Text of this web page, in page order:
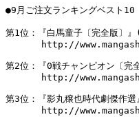
●9月ご注文ランキングベスト10
第1位：『白馬童子〔完全版〕
http://
第2位：『0戦チャンピオン〔
http://
第3位：『影丸穣也時代劇傑作
http://